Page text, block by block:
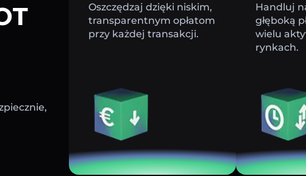
Oszczędzaj dzięki niskim,
transparentnym opłatom
przy każdej transakcji.
Handluj
głęboką
wielu
rynkach.